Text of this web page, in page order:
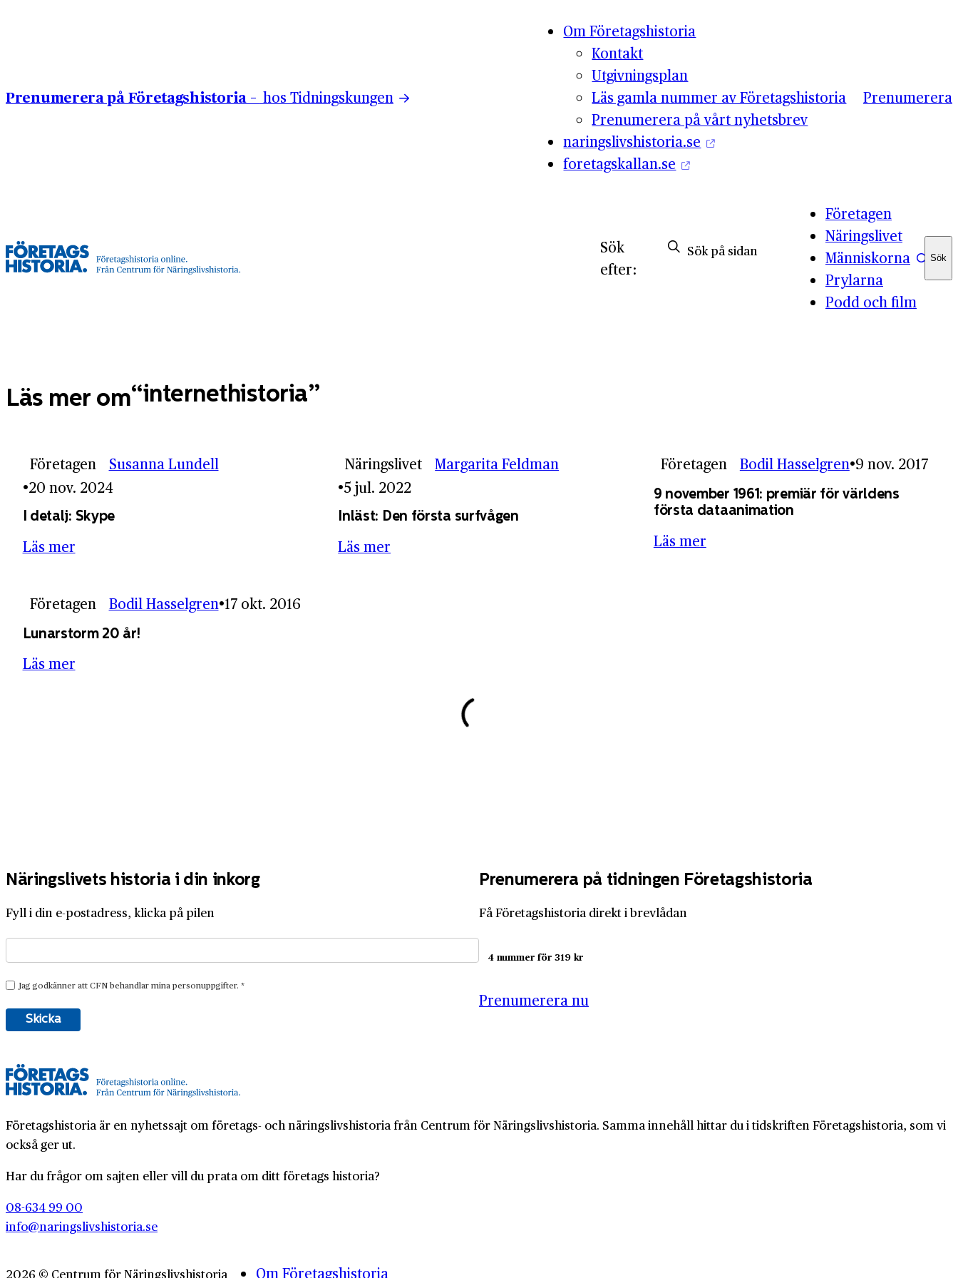
Prenumerera på Företagshistoria – hos Tidningskungen
Om Företagshistoria
Kontakt
Utgivningsplan
Läs gamla nummer av Företagshistoria
Prenumerera på vårt nyhetsbrev
naringslivshistoria.se
foretagskallan.se
Prenumerera
Företagen
Näringslivet
Människorna
Prylarna
Podd och film
Sök
efter:
Sök
Sök
Läs mer om internethistoria
Företagen
Susanna Lundell
20 nov. 2024
I detalj: Skype
Läs mer
Näringslivet
Margarita Feldman
5 jul. 2022
Inläst: Den första surfvågen
Läs mer
Företagen Bodil Hasselgren 9 nov. 2017
9 november 1961: premiär för världens
första dataanimation
Läs mer
Företagen Bodil Hasselgren 17 okt. 2016
Lunarstorm 20 år!
Läs mer
Näringslivets historia i din inkorg
Fyll i din e-postadress, klicka på pilen
Prenumerera på tidningen Företagshistoria
Få Företagshistoria direkt i brevlådan
4 nummer för 319 kr
Prenumerera nu
Företagshistoria är en nyhetssajt om företags- och näringslivshistoria från Centrum för Näringslivshistoria. Samma innehåll hittar du i tidskriften Företagshistoria, som vi
också ger ut.
Har du frågor om sajten eller vill du prata om ditt företags historia?
08-634 99 00
info@naringslivshistoria.se
2026 © Centrum för Näringslivshistoria Om Företagshistoria